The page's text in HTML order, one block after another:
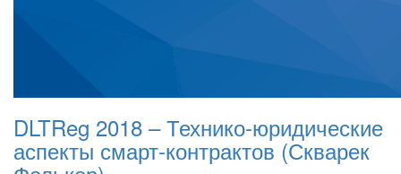
DLTReg 2018 – Технико-юридические
аспекты смарт-контрактов (Скварек